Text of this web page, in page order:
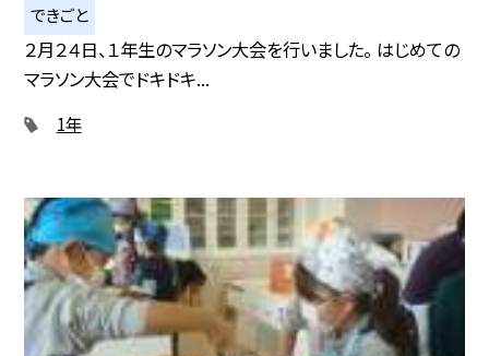
できごと
２月２４日、１年生のマラソン大会を行いました。 はじめての
マラソン大会でドキドキ...
1年